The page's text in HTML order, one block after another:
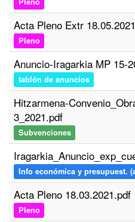
Acta Pleno Extr
Pleno
Anuncio-Iragarkia MP 15-
tablón de anuncios
Hitzarmena-
3_2021.pdf
Subvenciones
Info económica y presupuest.
Acta Pleno 18.03.2021.pdf
Pleno